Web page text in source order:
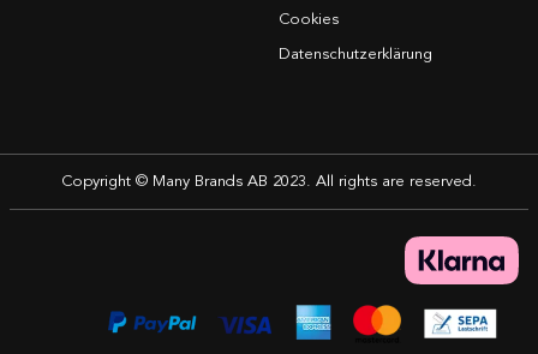
Cookies
Datenschutzerklärung
Copyright © Many Brands AB 2023. All rights are reserved.